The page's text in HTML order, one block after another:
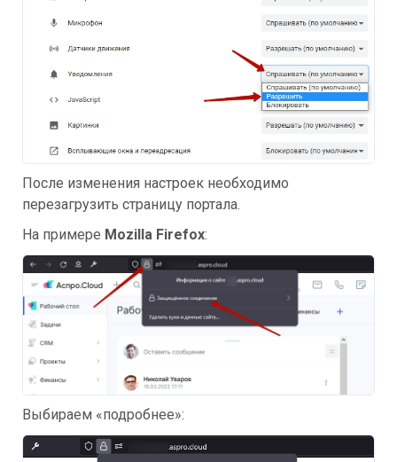
После изменения настроек необходимо
перезагрузить страницу портала.
На примере Mozilla Firefox:
Выбираем «подробнее»: